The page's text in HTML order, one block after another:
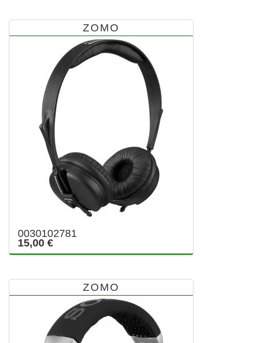
ZOMO
0030102781
15,00 €
ZOMO